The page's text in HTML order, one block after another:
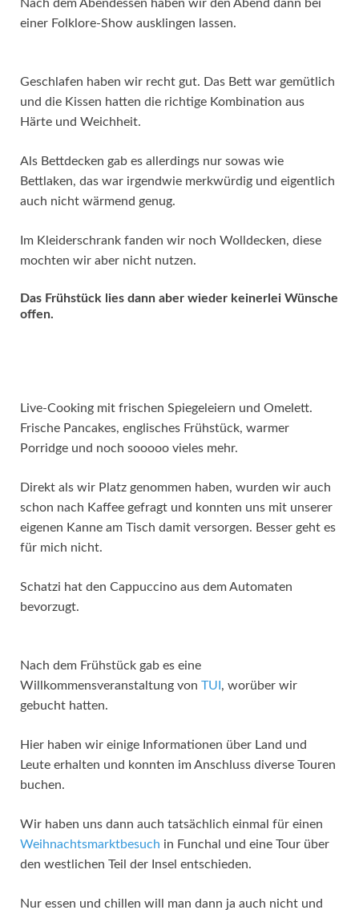
Nach dem Abendessen haben wir den Abend dann bei
einer Folklore-Show ausklingen lassen.
Geschlafen haben wir recht gut. Das Bett war gemütlich
und die Kissen hatten die richtige Kombination aus
Härte und Weichheit.
Als Bettdecken gab es allerdings nur sowas wie
Bettlaken, das war irgendwie merkwürdig und eigentlich
auch nicht wärmend genug.
Im Kleiderschrank fanden wir noch Wolldecken, diese
mochten wir aber nicht nutzen.
Das Frühstück lies dann aber wieder keinerlei Wünsche
offen.
Live-Cooking mit frischen Spiegeleiern und Omelett.
Frische Pancakes, englisches Frühstück, warmer
Porridge und noch sooooo vieles mehr.
Direkt als wir Platz genommen haben, wurden wir auch
schon nach Kaffee gefragt und konnten uns mit unserer
eigenen Kanne am Tisch damit versorgen. Besser geht es
für mich nicht.
Schatzi hat den Cappuccino aus dem Automaten
bevorzugt.
Nach dem Frühstück gab es eine
Willkommensveranstaltung von TUI , worüber wir
gebucht hatten.
Hier haben wir einige Informationen über Land und
Leute erhalten und konnten im Anschluss diverse Touren
buchen.
Wir haben uns dann auch tatsächlich einmal für einen
Weihnachtsmarktbesuch in Funchal und eine Tour über
den westlichen Teil der Insel entschieden.
Nur essen und chillen will man dann ja auch nicht und